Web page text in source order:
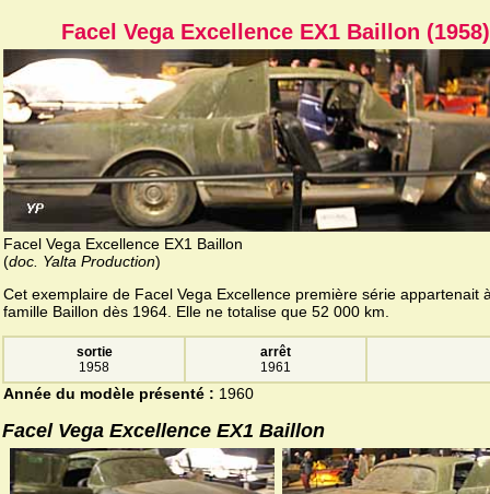
Facel Vega Excellence EX1 Baillon (1958)
Facel Vega Excellence EX1 Baillon
(doc. Yalta Production)
Cet exemplaire de Facel Vega Excellence première série appartenait
famille Baillon dès 1964. Elle ne totalise que 52 000 km.
sortie
1958
arrêt
1961
Année du modèle présenté : 1960
Facel Vega Excellence EX1 Baillon